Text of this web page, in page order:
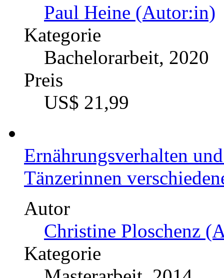
Die Wirksamkeit des
unterklassigen
Verletzungshäufigkeit
Autor
Tobias Schlattmann
Kategorie
Bachelorarbeit, 2018
Preis
US$ 21,99